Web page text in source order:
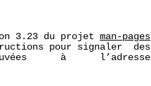
3.23 du projet
man-pages
pour signaler  des
à      l’adresse